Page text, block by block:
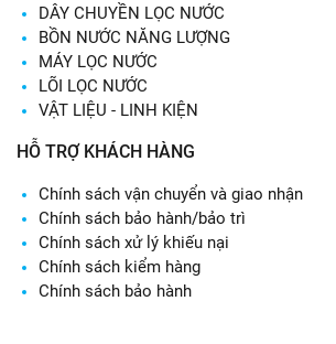
DÂY CHUYỀN LỌC NƯỚC
BỒN NƯỚC NĂNG LƯỢNG
MÁY LỌC NƯỚC
LÕI LỌC NƯỚC
VẬT LIỆU - LINH KIỆN
HỖ TRỢ KHÁCH HÀNG
Chính sách vận chuyển và giao nhận
Chính sách bảo hành/bảo trì
Chính sách xử lý khiếu nại
Chính sách kiểm hàng
Chính sách bảo hành